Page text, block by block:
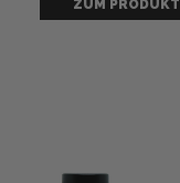
ZUM PRODUKT